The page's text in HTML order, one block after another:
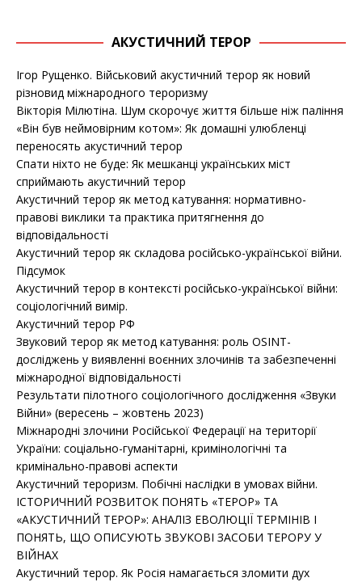
АКУСТИЧНИЙ ТЕРОР
Ігор Рущенко. Військовий акустичний терор як новий
різновид міжнародного тероризму
Вікторія Мілютіна. Шум скорочує життя більше ніж паління
«Він був неймовірним котом»: Як домашні улюбленці
переносять акустичний терор
Спати ніхто не буде: Як мешканці українських міст
сприймають акустичний терор
Акустичний терор як метод катування: нормативно-
правові виклики та практика притягнення до
відповідальності
Акустичний терор як складова російсько-української війни.
Підсумок
Акустичний терор в контексті російсько-української війни:
соціологічний вимір.
Акустичний терор РФ
Звуковий терор як метод катування: роль OSINT-
досліджень у виявленні воєнних злочинів та забезпеченні
міжнародної відповідальності
Результати пілотного соціологічного дослідження «Звуки
Війни» (вересень – жовтень 2023)
Міжнародні злочини Російської Федерації на території
України: соціально-гуманітарні, кримінологічні та
кримінально-правові аспекти
Акустичний тероризм. Побічні наслідки в умовах війни.
ІСТОРИЧНИЙ РОЗВИТОК ПОНЯТЬ «ТЕРОР» ТА
«АКУСТИЧНИЙ ТЕРОР»: АНАЛІЗ ЕВОЛЮЦІЇ ТЕРМІНІВ І
ПОНЯТЬ, ЩО ОПИСУЮТЬ ЗВУКОВІ ЗАСОБИ ТЕРОРУ У
ВІЙНАХ
Акустичний терор. Як Росія намагається зломити дух